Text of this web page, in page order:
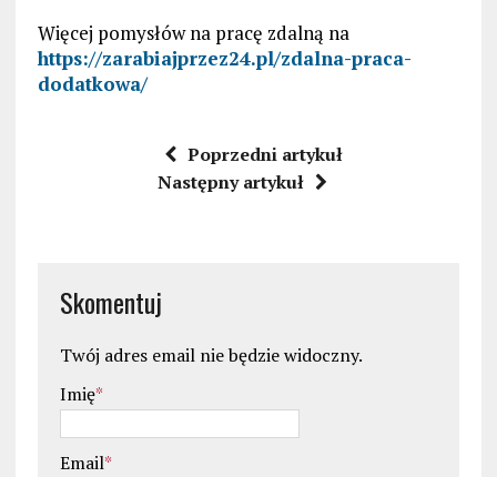
Więcej pomysłów na pracę zdalną na
https://zarabiajprzez24.pl/zdalna-praca-
dodatkowa/
Poprzedni artykuł
Następny artykuł
Skomentuj
Twój adres email nie będzie widoczny.
Imię*
Email*